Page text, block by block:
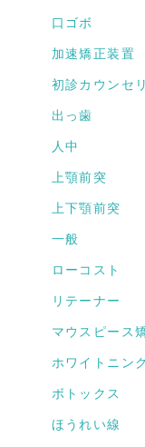
口ゴボ
加速矯正装置
初診カウンセ
出っ歯
人中
上顎前突
上下顎前突
一般
ローコスト
リテーナー
マウスピース
ホワイトニン
ボトックス
ほうれい線